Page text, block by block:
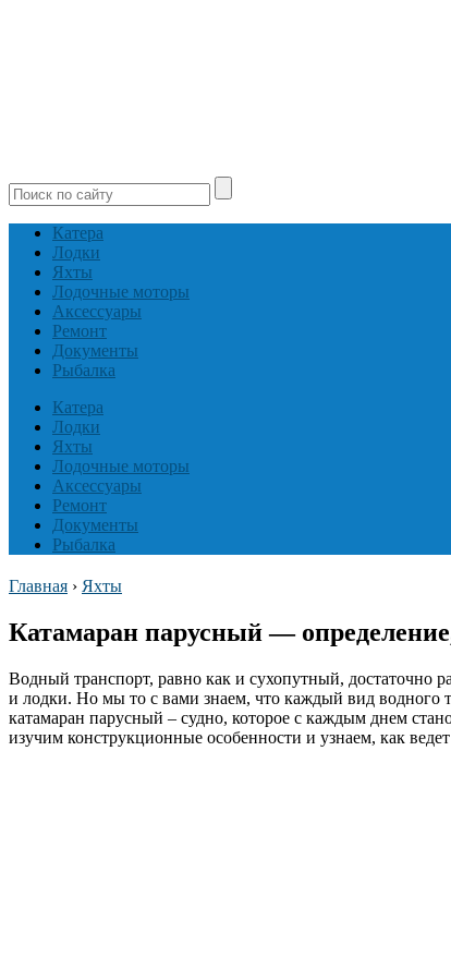
Катера
Лодки
Яхты
Лодочные моторы
Аксессуары
Ремонт
Документы
Рыбалка
Катера
Лодки
Яхты
Лодочные моторы
Аксессуары
Ремонт
Документы
Рыбалка
Главная › Яхты
Катамаран парусный —
Водный транспорт, равно как и сухопутный, достаточно
и лодки. Но мы то с вами знаем, что каждый вид водного
катамаран парусный – судно, которое с каждым днем
изучим конструкционные особенности и узнаем, как